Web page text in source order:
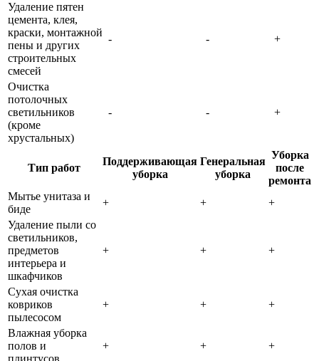
Удаление пятен
цемента, клея,
краски, монтажной
пены и других
строительных
смесей
- - +
Очистка
потолочных
светильников
(кроме
хрустальных)
- - +
Тип работ
Поддерживающая
уборка
Генеральная
уборка
Уборка
после
ремонта
Мытье унитаза и
биде
+ +
+
Удаление пыли со
светильников,
предметов
интерьера и
шкафчиков
+ + +
Сухая очистка
ковриков
пылесосом
+ + +
Влажная уборка
полов и
+ + +